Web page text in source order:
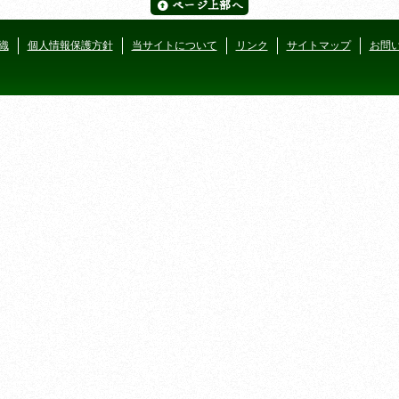
個人情報保護方針 当サイトについて リンク サイトマップ お問